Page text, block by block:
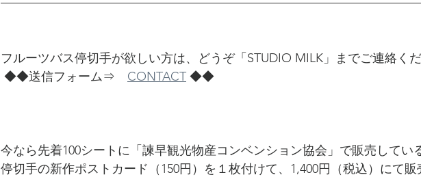
フルーツバス停切手が欲しい方は、どうぞ「STUDIO MILK」までご連絡くだ
◆◆送信フォーム⇒ CONTACT ◆◆
今なら先着100シートに「諫早観光物産コンベンション協会」で販売してい
停切手の新作ポストカード（150円）を１枚付けて、1,400円（税込）にて販